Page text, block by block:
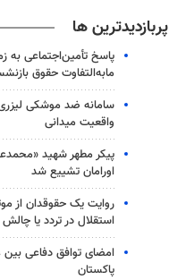
پربازدیدترین ها
پاسخ تأمین‌اجتماعی به
مابه‌التفاوت حقوق
سامانه ضد موشکی
واقعیت میدانی
پیکر مطهر شهید
اورامان تشییع شد
روایت یک حقوقدان از
استقلال در تردد یا
امضای توافق دفاعی بین
پاکستان